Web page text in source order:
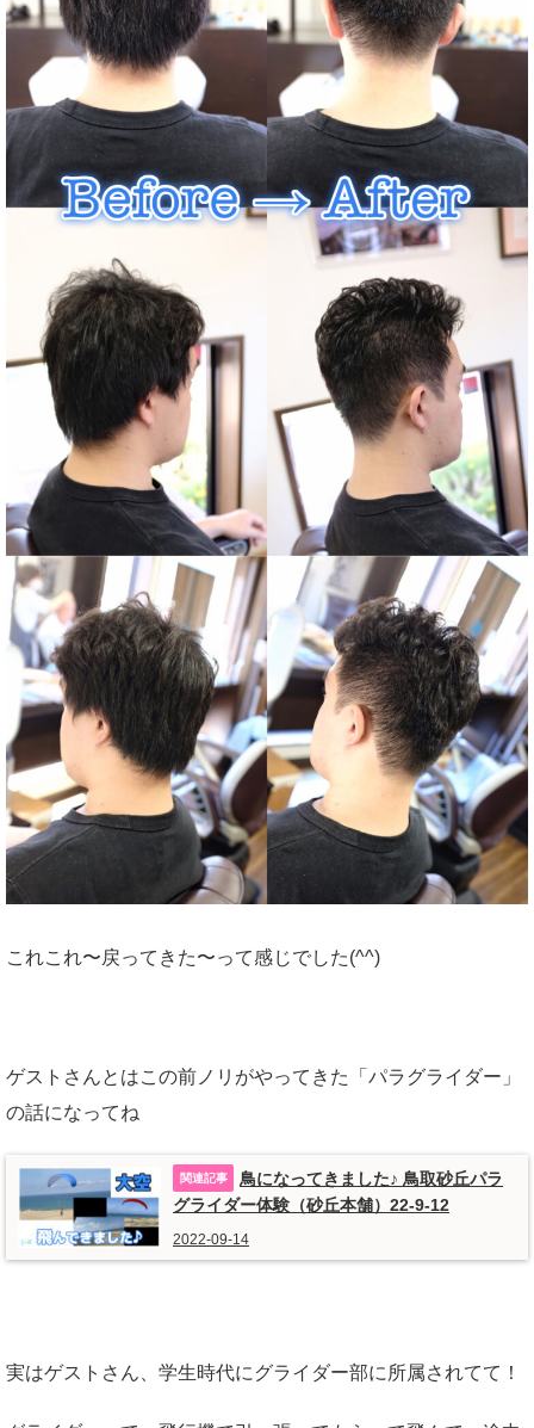
これこれ〜戻ってきた〜って感じでした(^^)
ゲストさんとはこの前ノリがやってきた「パラグライダー」
の話になってね
鳥になってきました♪ 鳥取砂丘パラ
グライダー体験（砂丘本舗）22-9-12
2022-09-14
実はゲストさん、学生時代にグライダー部に所属されてて！